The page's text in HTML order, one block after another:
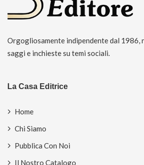
Orgogliosamente indipendente dal 1986,
saggi e inchieste su temi sociali.
La Casa Editrice
Home
Chi Siamo
Pubblica Con Noi
Il Nostro Catalogo